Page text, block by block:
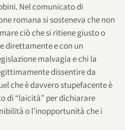
Nel comunicato di
romana si sosteneva che non
ciò che si ritiene giusto o
direttamente e con un
malvagia e chi la
dissentire da
che è davvero stupefacente è
di “laicità” per dichiarare
o l’inopportunità che i